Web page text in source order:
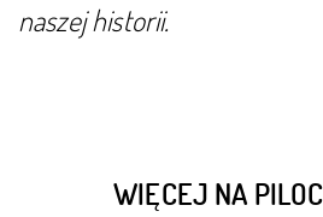
naszej historii.
WIĘCEJ NA